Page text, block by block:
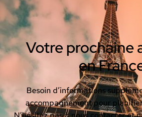
Votre prochaine
en
Besoin d’informations
accompagnement pour